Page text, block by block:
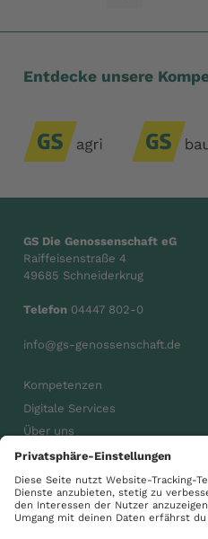
Entdecke unsere
GS Die Genossenschaft eG
Raiffeisenstraße 4
49685 Schneiderkrug
Telefon 04447 802-0
info@gs-genossenschaft.de
Kompetenzen
Digitale Services
Über uns
Karriere
Aktuelles
gsdiegenossenschaft